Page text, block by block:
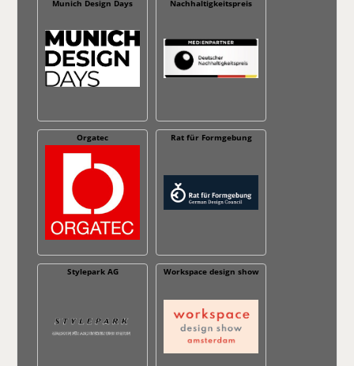
Munich Design Days Nachhaltig­keitspreis
Orgatec Rat für Formgebung
Stylepark AG Workspace design show